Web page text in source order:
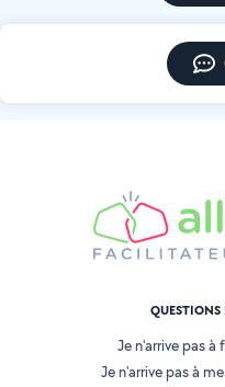
QUESTIONS
Je n'arrive pas
Je n'arrive pas à